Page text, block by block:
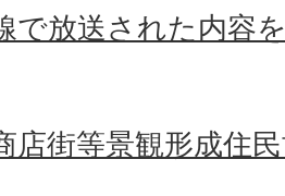
で放送された内容
店街等景観形成住